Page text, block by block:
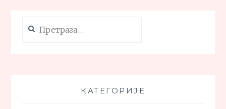
за:
КАТЕГОРИЈЕ